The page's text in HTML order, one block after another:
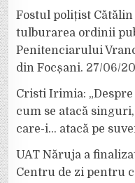
Fostul polițist
tulburarea ordinii
Penitenciarului
din Focșani. 27/06/
Cristi Irimia:
cum se atacă
care-i… atacă pe
UAT Năruja a
Centru de zi pentru